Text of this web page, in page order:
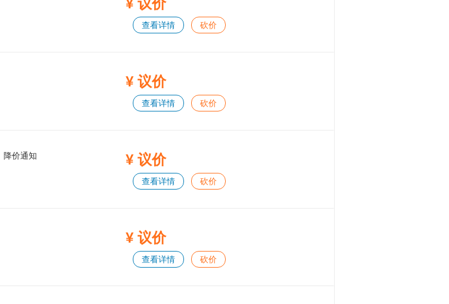
¥ 议价
查看详情 砍价
¥ 议价
查看详情 砍价
降价通知 ¥ 议价
查看详情 砍价
¥ 议价
查看详情 砍价